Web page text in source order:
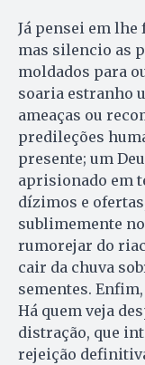
Já pensei em lhe
mas silencio as
moldados para
soaria estranho
ameaças ou
predileções
presente; um
aprisionado em
dízimos e
sublimemente
rumorejar do
cair da chuva
sementes.
Há quem veja
distração, que
rejeição